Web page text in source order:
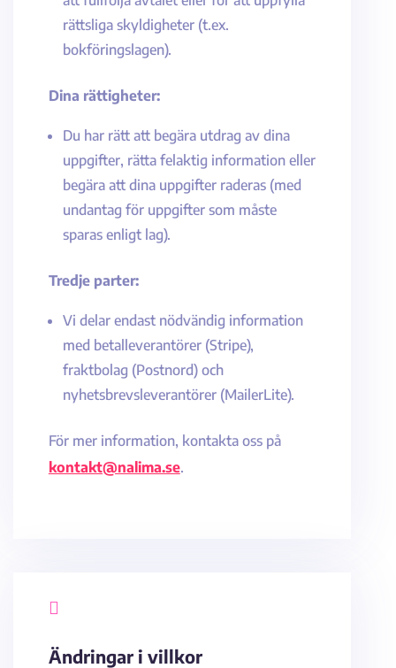
rättsliga skyldigheter (t.ex.
bokföringslagen).
Dina rättigheter:
Du har rätt att begära utdrag av dina
uppgifter, rätta felaktig information eller
begära att dina uppgifter raderas (med
undantag för uppgifter som måste
sparas enligt lag).
Tredje parter:
Vi delar endast nödvändig information
med betalleverantörer (Stripe),
fraktbolag (Postnord) och
nyhetsbrevsleverantörer (MailerLite).
För mer information, kontakta oss på
kontakt@nalima.se.

Ändringar i villkor